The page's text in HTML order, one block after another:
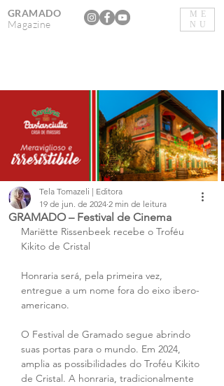
ME
NU
GRAMADO
Magazine
GRAMADO – Festival de Cinema
Tela Tomazeli | Editora
19 de jun. de 2024 2 min de leitura
Mariëtte Rissenbeek recebe o Troféu
Kikito de Cristal
Honraria será, pela primeira vez,
entregue a um nome fora do eixo ibero-
americano.
O Festival de Gramado segue abrindo
suas portas para o mundo. Em 2024,
amplia as possibilidades do Troféu Kikito
de Cristal. A honraria, tradicionalmente